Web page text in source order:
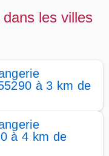
les villes
à 3 km de
à 4 km de